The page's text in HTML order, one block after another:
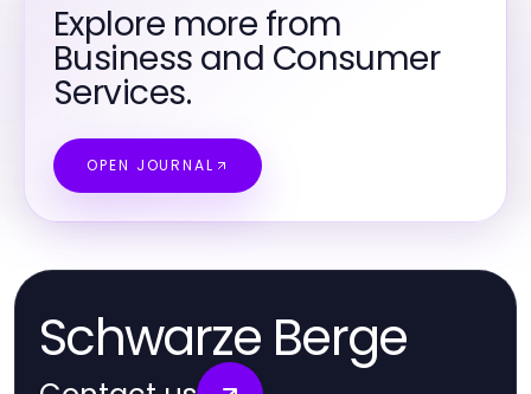
Explore more from
Business and Consumer
Services.
OPEN JOURNAL
Schwarze Berge